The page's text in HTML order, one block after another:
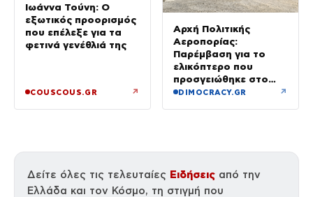
Ιωάννα Τούνη: Ο
εξωτικός προορισμός
που επέλεξε για τα
φετινά γενέθλιά της
COUSCOUS.GR ↗
Αρχή Πολιτικής
Αεροπορίας:
Παρέμβαση για το
ελικόπτερο που
προσγειώθηκε στο
Σαρακήνικο της
DIMOCRACY.GR ↗
Δείτε όλες τις τελευταίες Ειδήσεις από την
Ελλάδα και τον Κόσμο, τη στιγμή που